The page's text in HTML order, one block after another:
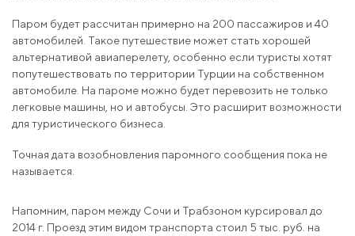
Паром будет рассчитан примерно на 200 пассажиров и 40
автомобилей. Такое путешествие может стать хорошей
альтернативой авиаперелету, особенно если туристы хотят
попутешествовать по территории Турции на собственном
автомобиле. На пароме можно будет перевозить не только
легковые машины, но и автобусы. Это расширит возможности
для туристического бизнеса.
Точная дата возобновления паромного сообщения пока не
называется.
Напомним, паром между Сочи и Трабзоном курсировал до
2014 г. Проезд этим видом транспорта стоил 5 тыс. руб. на